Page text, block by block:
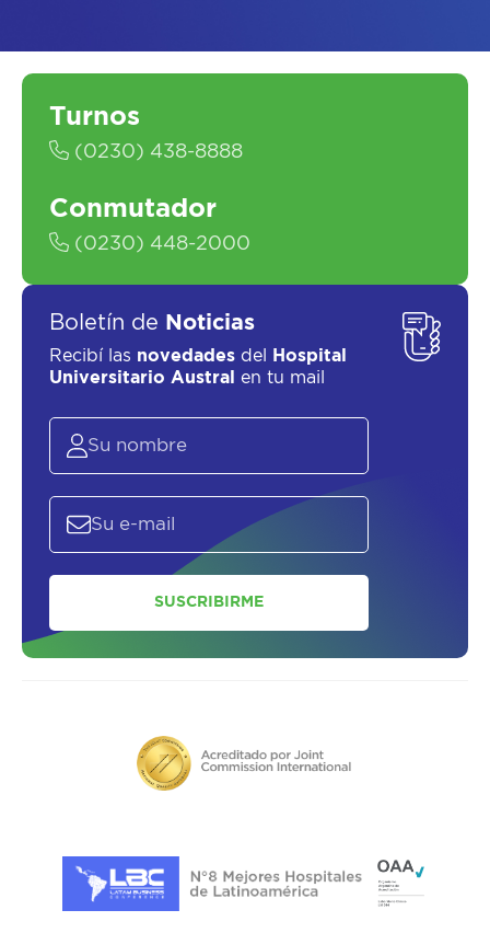
Turnos
(0230) 438-8888
Conmutador
(0230) 448-2000
Boletín de Noticias
Recibí las novedades del
Hospital
Universitario Austral
en tu mail
SUSCRIBIRME